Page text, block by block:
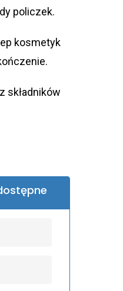
policzek.
kosmetyk
składników